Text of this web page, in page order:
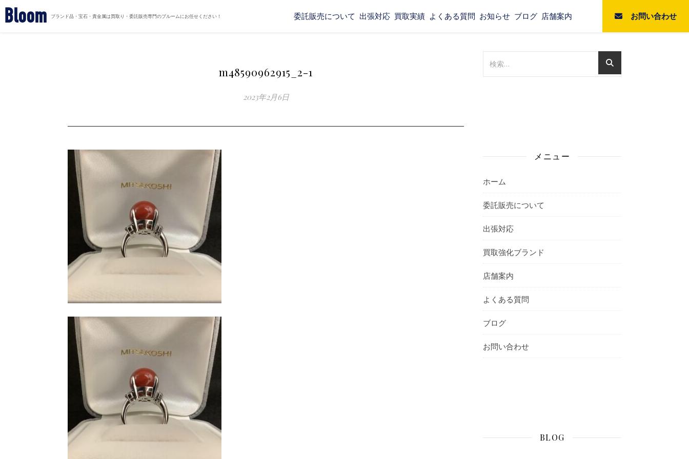
Bloom ブランド品・宝石・貴金属は買取り・委託販売専門のブルームにお任せください！ 委託販売について 出張対応 買取実績 よくある質問 お知らせ ブログ 店舗案内 お問い合わせ
m48590962915_2-1
2023年2月6日
メニュー
ホーム
委託販売について
出張対応
買取強化ブランド
店舗案内
よくある質問
ブログ
お問い合わせ
BLOG